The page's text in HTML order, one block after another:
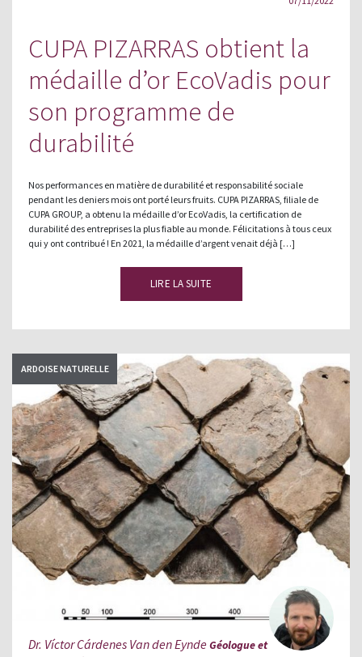
CUPA PIZARRAS obtient la
médaille d’or EcoVadis pour
son programme de
durabilité
Nos performances en matière de durabilité et responsabilité sociale
pendant les deniers mois ont porté leurs fruits. CUPA PIZARRAS, filiale de
CUPA GROUP, a obtenu la médaille d’or EcoVadis, la certification de
durabilité des entreprises la plus fiable au monde. Félicitations à tous ceux
qui y ont contribué ! En 2021, la médaille d’argent venait déjà […]
LIRE LA SUITE
ARDOISE NATURELLE
Dr. Víctor Cárdenes Van den EyndeGéologue et